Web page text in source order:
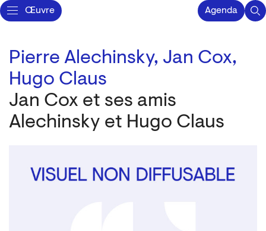
Œuvre Agenda
Pierre Alechinsky, Jan Cox,
Hugo Claus
Jan Cox et ses amis
Alechinsky et Hugo Claus